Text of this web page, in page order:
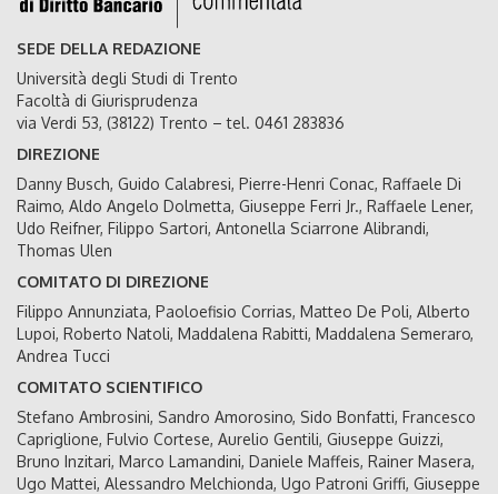
SEDE DELLA REDAZIONE
Università degli Studi di Trento
Facoltà di Giurisprudenza
via Verdi 53, (38122) Trento – tel. 0461 283836
DIREZIONE
Danny Busch, Guido Calabresi, Pierre-Henri Conac, Raffaele Di
Raimo, Aldo Angelo Dolmetta, Giuseppe Ferri Jr., Raffaele Lener,
Udo Reifner, Filippo Sartori, Antonella Sciarrone Alibrandi,
Thomas Ulen
COMITATO DI DIREZIONE
Filippo Annunziata, Paoloefisio Corrias, Matteo De Poli, Alberto
Lupoi, Roberto Natoli, Maddalena Rabitti, Maddalena Semeraro,
Andrea Tucci
COMITATO SCIENTIFICO
Stefano Ambrosini, Sandro Amorosino, Sido Bonfatti, Francesco
Capriglione, Fulvio Cortese, Aurelio Gentili, Giuseppe Guizzi,
Bruno Inzitari, Marco Lamandini, Daniele Maffeis, Rainer Masera,
Ugo Mattei, Alessandro Melchionda, Ugo Patroni Griffi, Giuseppe